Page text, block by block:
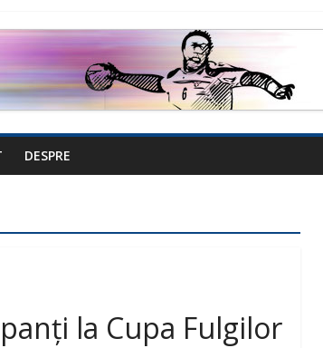
DESPRE
la Cupa Fulgilor